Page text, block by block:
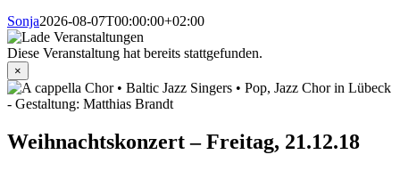
Sonja2026-08-07T00:00:00+02:00
Diese Veranstaltung hat bereits stattgefunden.
×
Weihnachtskonzert – Freitag, 21.12.18